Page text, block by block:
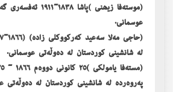
(موستەفا زیھنی )پاشا
عوسمانی.
لە شانشینی کوردستان لە دەوڵەتی عوسمانی.
پەروەردە لە شانشینی کوردستان لە دەوڵەتی